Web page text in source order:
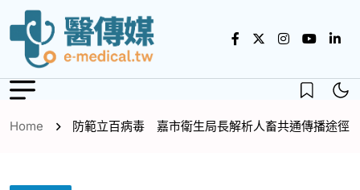
Home 防範立百病毒 嘉市衛生局長解析人畜共通傳播途徑